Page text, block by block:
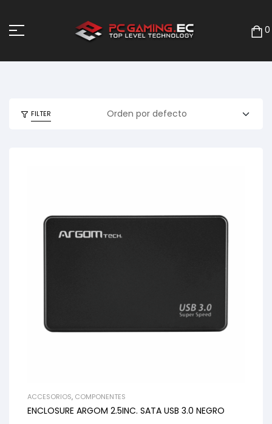
0
FILTER
ACCESORIOS, COMPONENTES
ENCLOSURE ARGOM 2.5INC. SATA USB 3.0 NEGRO